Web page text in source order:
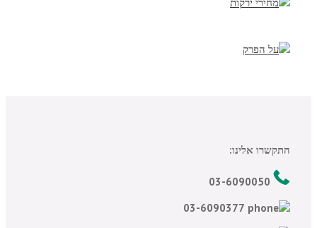
התקשרו אלינו: